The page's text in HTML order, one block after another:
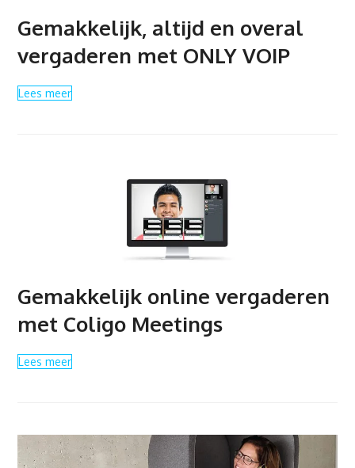
Gemakkelijk, altijd en overal
vergaderen met ONLY VOIP
Lees meer
Gemakkelijk online vergaderen
met Coligo Meetings
Lees meer